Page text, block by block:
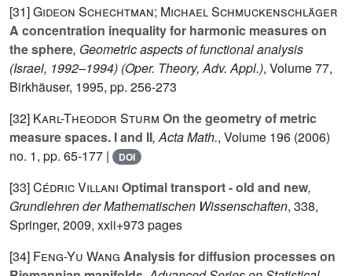
[31]Gideon Schechtman; Michael Schmuckenschläger
A concentration inequality for harmonic measures on
the sphere, Geometric aspects of functional analysis
(Israel, 1992–1994) (Oper. Theory, Adv. Appl.), Volume 77,
Birkhäuser, 1995, pp. 256-273
[32] Karl-Theodor Sturm On the geometry of metric
measure spaces. I and II, Acta Math., Volume 196 (2006)
no. 1, pp. 65-177 |
DOI
[33]Cédric Villani Optimal transport - old and new,
Grundlehren der Mathematischen Wissenschaften, 338,
Springer, 2009, xxii+973 pages
[34] Feng-Yu Wang Analysis for diffusion processes on